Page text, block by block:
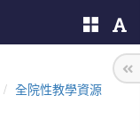
全院性教學資源